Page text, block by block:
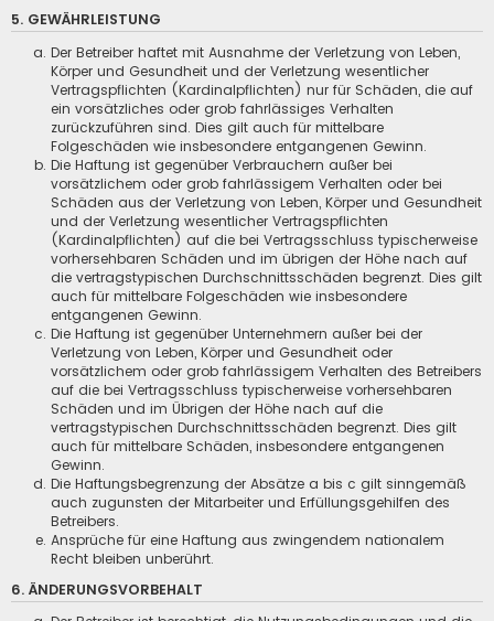
5. GEWÄHRLEISTUNG
Der Betreiber haftet mit Ausnahme der Verletzung von Leben,
Körper und Gesundheit und der Verletzung wesentlicher
Vertragspflichten (Kardinalpflichten) nur für Schäden, die auf
ein vorsätzliches oder grob fahrlässiges Verhalten
zurückzuführen sind. Dies gilt auch für mittelbare
Folgeschäden wie insbesondere entgangenen Gewinn.
Die Haftung ist gegenüber Verbrauchern außer bei
vorsätzlichem oder grob fahrlässigem Verhalten oder bei
Schäden aus der Verletzung von Leben, Körper und Gesundheit
und der Verletzung wesentlicher Vertragspflichten
(Kardinalpflichten) auf die bei Vertragsschluss typischerweise
vorhersehbaren Schäden und im übrigen der Höhe nach auf
die vertragstypischen Durchschnittsschäden begrenzt. Dies gilt
auch für mittelbare Folgeschäden wie insbesondere
entgangenen Gewinn.
Die Haftung ist gegenüber Unternehmern außer bei der
Verletzung von Leben, Körper und Gesundheit oder
vorsätzlichem oder grob fahrlässigem Verhalten des Betreibers
auf die bei Vertragsschluss typischerweise vorhersehbaren
Schäden und im Übrigen der Höhe nach auf die
vertragstypischen Durchschnittsschäden begrenzt. Dies gilt
auch für mittelbare Schäden, insbesondere entgangenen
Gewinn.
Die Haftungsbegrenzung der Absätze a bis c gilt sinngemäß
auch zugunsten der Mitarbeiter und Erfüllungsgehilfen des
Betreibers.
Ansprüche für eine Haftung aus zwingendem nationalem
Recht bleiben unberührt.
6. ÄNDERUNGSVORBEHALT